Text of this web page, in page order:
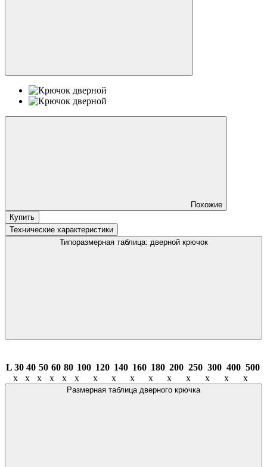
Похожие
Купить
Технические характеристики
Типоразмерная таблица: дверной крючок
L 30 40 50 60 80 100 120 140 160 180 200 250 300 400 500
х
х х х х х х х х х х х х х х
Размерная таблица дверного крючка